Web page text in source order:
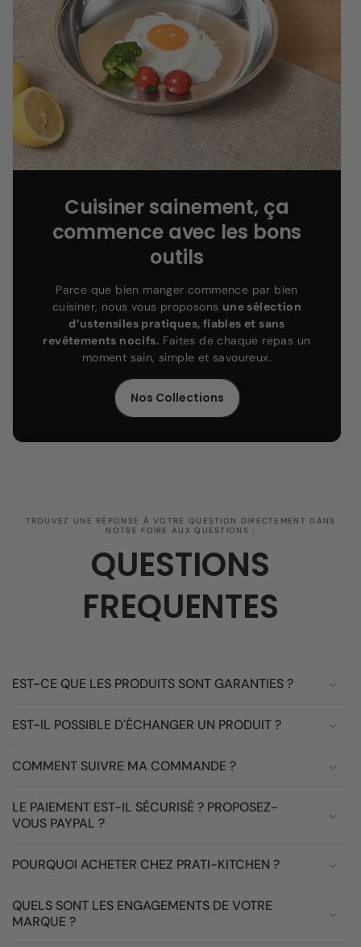
Cuisiner sainement, ça
commence avec les bons
outils
Parce que bien manger commence par bien
cuisiner, nous vous proposons une sélection
d’ustensiles pratiques, fiables et sans
revêtements nocifs. Faites de chaque repas un
moment sain, simple et savoureux.
Nos Collections
TROUVEZ UNE RÉPONSE À VOTRE QUESTION DIRECTEMENT DANS
NOTRE FOIRE AUX QUESTIONS :
QUESTIONS
FREQUENTES
EST-CE QUE LES PRODUITS SONT GARANTIES ?
EST-IL POSSIBLE D'ÉCHANGER UN PRODUIT ?
COMMENT SUIVRE MA COMMANDE ?
LE PAIEMENT EST-IL SÉCURISÉ ? PROPOSEZ-
VOUS PAYPAL ?
POURQUOI ACHETER CHEZ PRATI-KITCHEN ?
QUELS SONT LES ENGAGEMENTS DE VOTRE
MARQUE ?